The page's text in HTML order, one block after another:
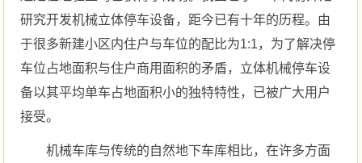
研究开发机械立体停车设备，距今已有十年的历程。由
于很多新建小区内住户与车位的配比为1:1，为了解决停
车位占地面积与住户商用面积的矛盾，立体机械停车设
备以其平均单车占地面积小的独特特性，已被广大用户
接受。
机械车库与传统的自然地下车库相比，在许多方面